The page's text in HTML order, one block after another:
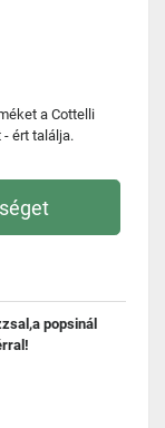
a Cottelli
- ért találja.
popsinál